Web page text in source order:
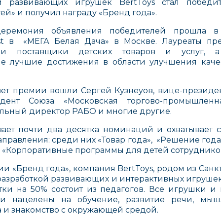
развивающих игрушек BertToys стал
и получил награду «Бренд года».
объявления победителей прошла
в «МЕГА Белая Дача» в Москве. Лауреаты
и поставщики детских товаров и услуг,
лучшие достижения в области улучшения
премии вошли Сергей Кузнеуов, вице-
Союза «Московская торгово-
директор РАБО и многие другие.
почти два десятка номинаций и охватывает
среди них «Товар года», «Решение
программы для детей
«Бренд года», компания BertToys, родом из
развивающих и интерактивных
на 50% состоит из педагогов. Все игрушки
нацелены на обучение, развитие речи,
и знакомство с окружающей средой.